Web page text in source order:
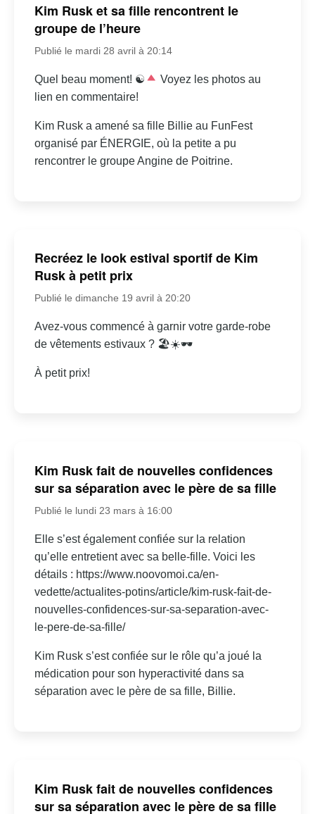
Kim Rusk et sa fille rencontrent le
groupe de l’heure
Publié le mardi 28 avril à 20:14
Quel beau moment! ☯
Voyez les photos au
lien en commentaire!
Kim Rusk a amené sa fille Billie au FunFest
organisé par ÉNERGIE, où la petite a pu
rencontrer le groupe Angine de Poitrine.
Recréez le look estival sportif de Kim
Rusk à petit prix
Publié le dimanche 19 avril à 20:20
Avez-vous commencé à garnir votre garde-robe
de vêtements estivaux ? 🏖☀🕶
À petit prix!
Kim Rusk fait de nouvelles confidences
sur sa séparation avec le père de sa fille
Publié le lundi 23 mars à 16:00
Elle s’est également confiée sur la relation
qu’elle entretient avec sa belle-fille. Voici les
détails : https://www.noovomoi.ca/en-
vedette/actualites-potins/article/kim-rusk-fait-de-
nouvelles-confidences-sur-sa-separation-avec-
le-pere-de-sa-fille/
Kim Rusk s’est confiée sur le rôle qu’a joué la
médication pour son hyperactivité dans sa
séparation avec le père de sa fille, Billie.
Kim Rusk fait de nouvelles confidences
sur sa séparation avec le père de sa fille